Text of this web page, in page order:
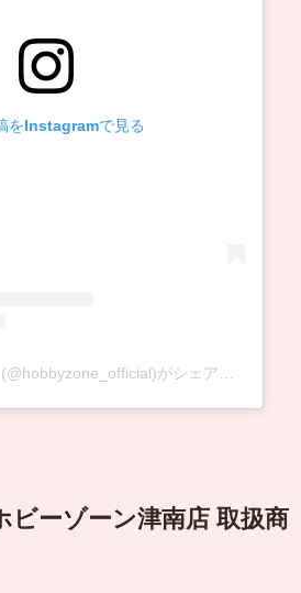
をInstagramで見る
ビーゾーン津南店 取扱商